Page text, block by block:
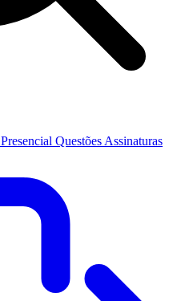
Presencial Questões Assinaturas